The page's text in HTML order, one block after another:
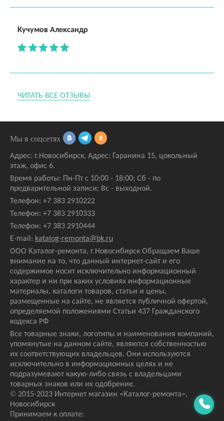
Кучумов Александр
ЧИТАТЬ ВСЕ ОТЗЫВЫ
© 2015-2023 Интернет магазин «Каталог-ремонта»,
Новосибирск
Принимаем к оплате:
Адрес: г.Новосибирск, Адрес: Гаранина 15, цокольный
этаж, офис 6.
Время работы: Пн-Пт с 10:00 - 18:00; Сб - по
предварительной записи; Вс - выходной.
Телефон: +7 383 2910222
Телефон: +7 383 2910333
Телефон: +7 383 2910444
E-mail: katalog-remonta@bk.ru
ООО Каталог-ремонта, г.Новосибирск Обращаем Ваше
внимание на то, что данный интернет-сайт и его
содержимое носит исключительно информационный
характер и ни при каких условиях информационные
материалы, каталоги товаров, статьи и цены,
размещенные на сайте, не является публичной офертой,
определяемой положениями Статьи 437 Гражданского
кодекса РФ
Все товарные знаки, логотипы и наименования компаний,
упомянутые на данном сайте, являются собственностью
их соответствующих владельцев. Они используются
исключительно в информационных целях и не
подразумевают какую-либо связь с владельцами
товарных знаков или их одобрение.
Мы в соцсетях